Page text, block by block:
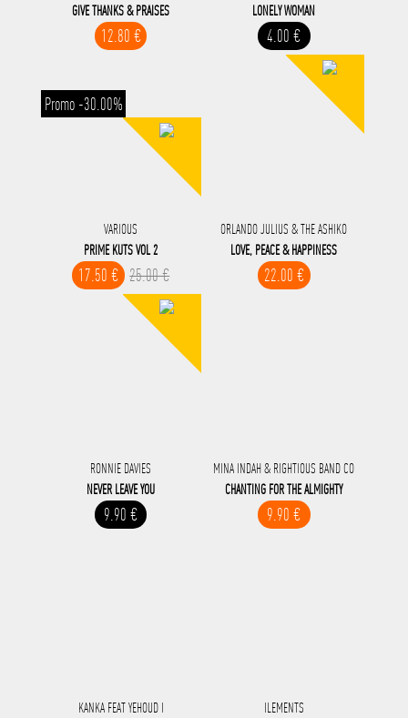
GIVE THANKS & PRAISES
12.80 €
LONELY WOMAN
4.00 €
Promo -30.00%
VARIOUS
PRIME KUTS VOL 2
17.50 € 25.00 €
ORLANDO JULIUS & THE ASHIKO
LOVE, PEACE & HAPPINESS
22.00 €
RONNIE DAVIES
NEVER LEAVE YOU
9.90 €
MINA INDAH & RIGHTIOUS BAND CO
CHANTING FOR THE ALMIGHTY
9.90 €
KANKA FEAT YEHOUD I
ILEMENTS